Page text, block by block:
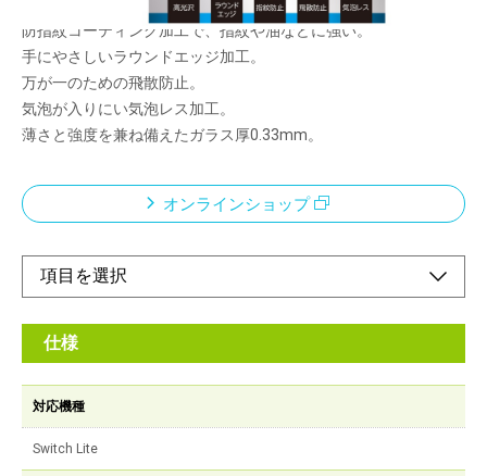
高硬度9Hの強化ガラスでキズや衝撃から液晶画面を守ります。
防指紋コーティング加工で、指紋や油などに強い。
手にやさしいラウンドエッジ加工。
万が一のための飛散防止。
気泡が入りにい気泡レス加工。
薄さと強度を兼ね備えたガラス厚0.33mm。
オンラインショップ
仕様
対応機種
Switch Lite